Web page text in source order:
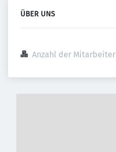
ÜBER UNS
Anzahl der Mitarbeiter